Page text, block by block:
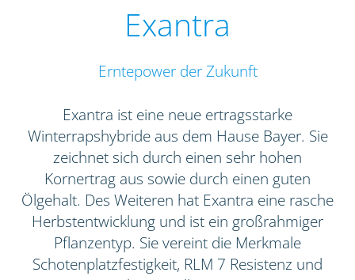
Exantra
Erntepower der Zukunft
Exantra ist eine neue ertragsstarke
Winterrapshybride aus dem Hause Bayer. Sie
zeichnet sich durch einen sehr hohen
Kornertrag aus sowie durch einen guten
Ölgehalt. Des Weiteren hat Exantra eine rasche
Herbstentwicklung und ist ein großrahmiger
Pflanzentyp. Sie vereint die Merkmale
Schotenplatzfestigkeit, RLM 7 Resistenz und